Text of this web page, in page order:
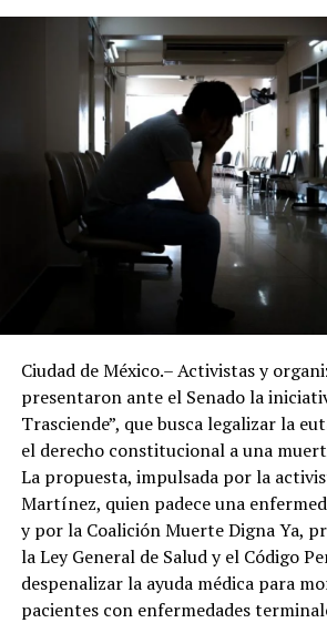
Ciudad de México.– Activistas y
presentaron ante el Senado la
Trasciende”, que busca legalizar la
el derecho constitucional a una
La propuesta, impulsada por la
Martínez, quien padece una
y por la Coalición Muerte Digna Ya,
la Ley General de Salud y el Código
despenalizar la ayuda médica para
pacientes con enfermedades